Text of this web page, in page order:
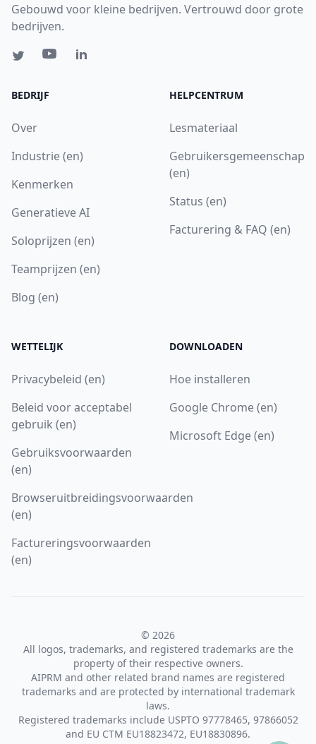
Gebouwd voor kleine bedrijven. Vertrouwd door grote
bedrijven.
BEDRIJF
Over
Industrie (en)
Kenmerken
Generatieve AI
Soloprijzen (en)
Teamprijzen (en)
Blog (en)
HELPCENTRUM
Lesmateriaal
Gebruikersgemeenschap
(en)
Status (en)
Facturering & FAQ (en)
WETTELIJK
Privacybeleid (en)
Beleid voor acceptabel
gebruik (en)
Gebruiksvoorwaarden
(en)
Browseruitbreidingsvoorwaarden
(en)
Factureringsvoorwaarden
(en)
DOWNLOADEN
Hoe installeren
Google Chrome (en)
Microsoft Edge (en)
© 2026
All logos, trademarks, and registered trademarks are the
property of their respective owners.
AIPRM and other related brand names are registered
trademarks and are protected by international trademark
laws.
Registered trademarks include USPTO 97778465, 97866052
and EU CTM EU18823472, EU18830896.